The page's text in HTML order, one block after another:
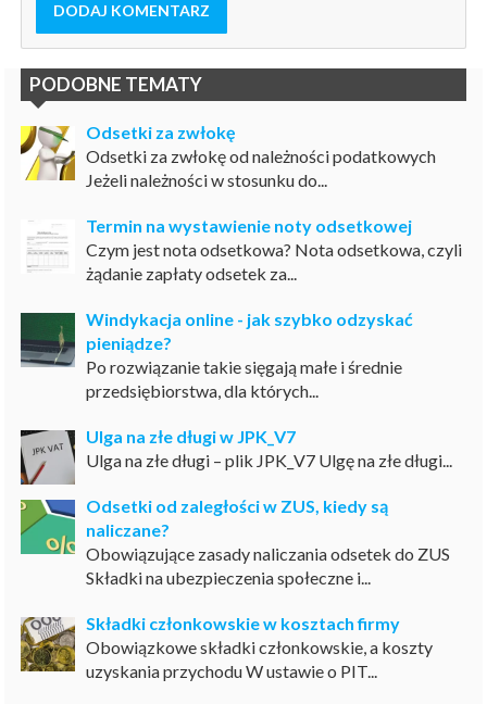
DODAJ KOMENTARZ
PODOBNE TEMATY
Odsetki za zwłokę
Odsetki za zwłokę od należności podatkowych
Jeżeli należności w stosunku do...
Termin na wystawienie noty odsetkowej
Czym jest nota odsetkowa? Nota odsetkowa, czyli
żądanie zapłaty odsetek za...
Windykacja online - jak szybko odzyskać
pieniądze?
Po rozwiązanie takie sięgają małe i średnie
przedsiębiorstwa, dla których...
Ulga na złe długi w JPK_V7
Ulga na złe długi – plik JPK_V7 Ulgę na złe długi...
Odsetki od zaległości w ZUS, kiedy są
naliczane?
Obowiązujące zasady naliczania odsetek do ZUS
Składki na ubezpieczenia społeczne i...
Składki członkowskie w kosztach firmy
Obowiązkowe składki członkowskie, a koszty
uzyskania przychodu W ustawie o PIT...